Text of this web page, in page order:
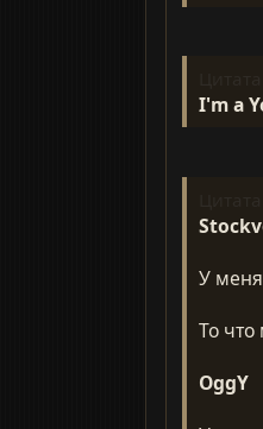
I'm a
У меня
То
OggY